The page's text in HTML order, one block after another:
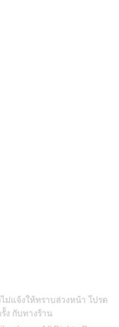
ม่แจ้งให้ทราบล่วงหน้า โปรด
ง กับทางร้าน